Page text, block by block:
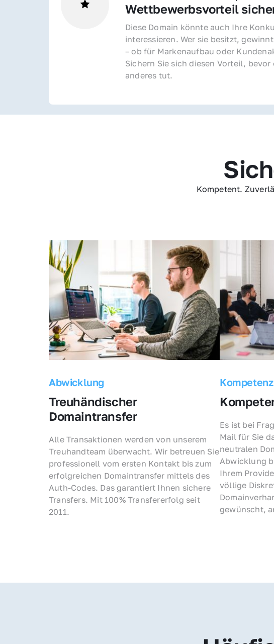
Wettbewerbsvorteil
Diese Domain könnte auch Ihre
interessieren. Wer sie besitzt,
– ob für Markenaufbau oder
Sichern Sie sich diesen Vorteil, bevor
anderes tut.
Kompetent.
Abwicklung
Treuhändischer
Domaintransfer
Alle Transaktionen werden von unserem
Treuhandteam überwacht. Wir betreuen Sie
professionell vom ersten Kontakt bis zum
erfolgreichen Domaintransfer mittels des
Auth-Codes. Das garantiert Ihnen sichere
Transfers. Mit 100% Transfererfolg seit
2011.
Kompetenz
Es ist bei
Mail für Sie
neutralen
Abwicklung
Ihrem
völlige
gewünscht,